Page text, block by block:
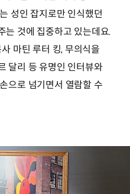
성인 잡지로만 인식했던
는 것에 집중하고 있는데요.
마틴 루터 킹, 무의식을
달리 등 유명인 인터뷰와
으로 넘기면서 열람할 수